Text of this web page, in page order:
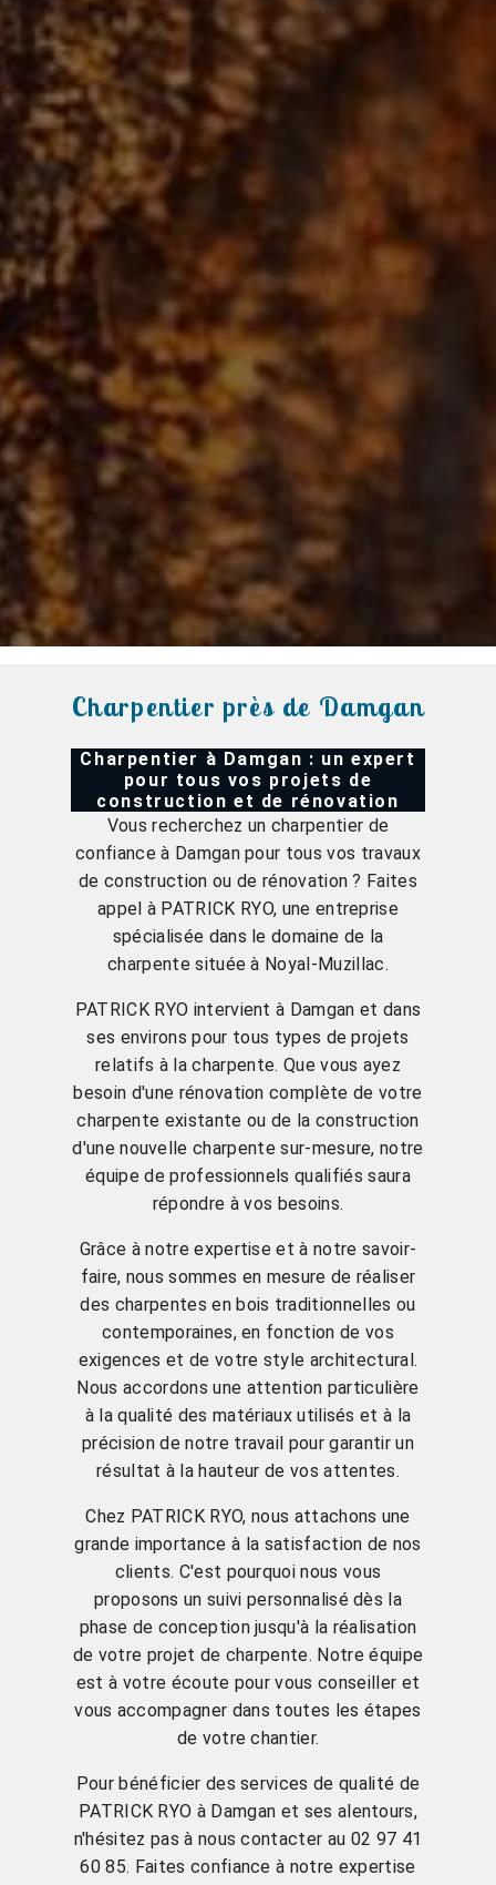
Charpentier près de Damgan
Charpentier à Damgan : un expert
pour tous vos projets de
construction et de rénovation
Vous recherchez un charpentier de
confiance à Damgan pour tous vos travaux
de construction ou de rénovation ? Faites
appel à PATRICK RYO, une entreprise
spécialisée dans le domaine de la
charpente située à Noyal-Muzillac.
PATRICK RYO intervient à Damgan et dans
ses environs pour tous types de projets
relatifs à la charpente. Que vous ayez
besoin d'une rénovation complète de votre
charpente existante ou de la construction
d'une nouvelle charpente sur-mesure, notre
équipe de professionnels qualifiés saura
répondre à vos besoins.
Grâce à notre expertise et à notre savoir-
faire, nous sommes en mesure de réaliser
des charpentes en bois traditionnelles ou
contemporaines, en fonction de vos
exigences et de votre style architectural.
Nous accordons une attention particulière
à la qualité des matériaux utilisés et à la
précision de notre travail pour garantir un
résultat à la hauteur de vos attentes.
Chez PATRICK RYO, nous attachons une
grande importance à la satisfaction de nos
clients. C'est pourquoi nous vous
proposons un suivi personnalisé dès la
phase de conception jusqu'à la réalisation
de votre projet de charpente. Notre équipe
est à votre écoute pour vous conseiller et
vous accompagner dans toutes les étapes
de votre chantier.
Pour bénéficier des services de qualité de
PATRICK RYO à Damgan et ses alentours,
n'hésitez pas à nous contacter au 02 97 41
60 85. Faites confiance à notre expertise